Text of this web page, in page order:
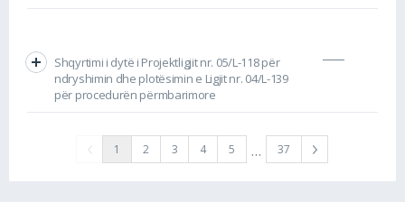
Shqyrtimi i dytë i Projektligjit nr. 05/L-118 për
ndryshimin dhe plotësimin e Ligjit nr. 04/L-139
për procedurën përmbarimore
1 2 3 4 5 … 37